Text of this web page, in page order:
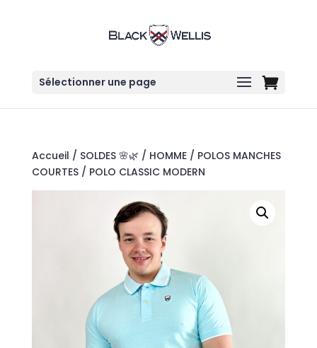
Sélectionner une page
Accueil / SOLDES 🌸🌿 / HOMME/ POLOS MANCHES
COURTES/ POLO CLASSIC MODERN